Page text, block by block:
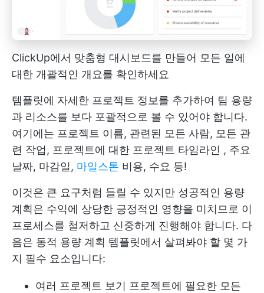
ClickUp에서 맞춤형 대시보드를 만들어 모든 일에
대한 개괄적인 개요를 확인하세요
템플릿에 자세한 프로젝트 정보를 추가하여 팀 용량
과 리소스를 보다 포괄적으로 볼 수 있어야 합니다.
여기에는 프로젝트 이름, 관련된 모든 사람, 모든 관
련 작업, 프로젝트에 대한 프로젝트 타임라인 , 주요
날짜, 마감일, 마일스톤 비용, 수요 등!
이것은 큰 요구처럼 들릴 수 있지만 성공적인 용량
계획은 수익에 상당한 긍정적인 영향을 미치므로 이
프로세스를 철저하고 신중하게 진행해야 합니다. 다
음은 동적 용량 계획 템플릿에서 살펴봐야 할 몇 가
지 필수 요소입니다:
여러 프로젝트 보기 프로젝트에 필요한 모든